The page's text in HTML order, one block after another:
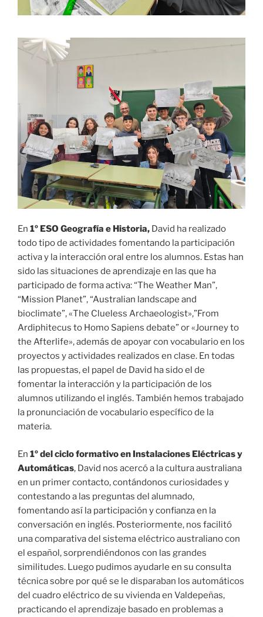
En 1º ESO Geografía e Historia, David ha realizado
todo tipo de actividades fomentando la participación
activa y la interacción oral entre los alumnos. Estas han
sido las situaciones de aprendizaje en las que ha
participado de forma activa: “The Weather Man”,
“Mission Planet”, “Australian landscape and
bioclimate”, «The Clueless Archaeologist»,”From
Ardiphitecus to Homo Sapiens debate” or «Journey to
the Afterlife», además de apoyar con vocabulario en los
proyectos y actividades realizados en clase. En todas
las propuestas, el papel de David ha sido el de
fomentar la interacción y la participación de los
alumnos utilizando el inglés. También hemos trabajado
la pronunciación de vocabulario específico de la
materia.
En 1º del ciclo formativo en Instalaciones Eléctricas y
Automáticas, David nos acercó a la cultura australiana
en un primer contacto, contándonos curiosidades y
contestando a las preguntas del alumnado,
fomentando así la participación y confianza en la
conversación en inglés. Posteriormente, nos facilitó
una comparativa del sistema eléctrico australiano con
el español, sorprendiéndonos con las grandes
similitudes. Luego pudimos ayudarle en su consulta
técnica sobre por qué se le disparaban los automáticos
del cuadro eléctrico de su vivienda en Valdepeñas,
practicando el aprendizaje basado en problemas a